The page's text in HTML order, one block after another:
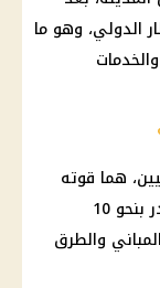
الدولي، وهو ما
هما قوته
التي بلغت 7.5 درجة، وعمقه الضحل الذي قدر بنحو 10
والطرق